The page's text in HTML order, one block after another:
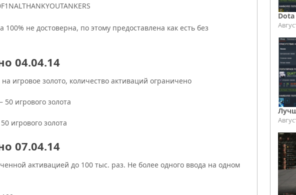
не достоверна, по этому предоставлена как есть без
04.04.14
игровое золото, количество активаций ограничено
50 игрового золота
игрового золота
07.04.14
активацией до 100 тыс. раз. Не более одного ввода на одном